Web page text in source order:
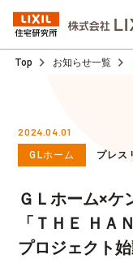
Top お知らせ一覧
2024.04.01
GLホーム プレス
ＧＬホーム×ケ
「ＴＨＥ ＨＡ
プロジェクト